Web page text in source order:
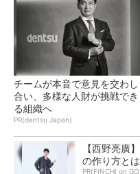
チームが本音で意見を交わし
合い、多様な人財が挑戦でき
る組織へ
PR(dentsu Japan)
【西野亮廣
の作り方とは
PR(FINCHI on